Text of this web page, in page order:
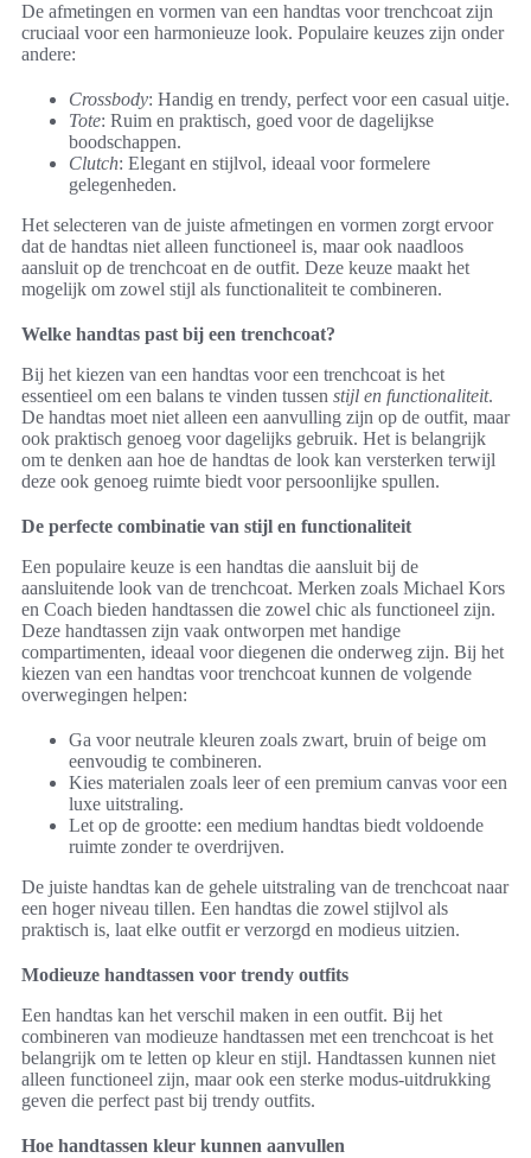
De afmetingen en vormen van een handtas voor trenchcoat zijn
cruciaal voor een harmonieuze look. Populaire keuzes zijn onder
andere:
Crossbody: Handig en trendy, perfect voor een casual uitje.
Tote: Ruim en praktisch, goed voor de dagelijkse
boodschappen.
Clutch: Elegant en stijlvol, ideaal voor formelere
gelegenheden.
Het selecteren van de juiste afmetingen en vormen zorgt ervoor
dat de handtas niet alleen functioneel is, maar ook naadloos
aansluit op de trenchcoat en de outfit. Deze keuze maakt het
mogelijk om zowel stijl als functionaliteit te combineren.
Welke handtas past bij een trenchcoat?
Bij het kiezen van een handtas voor een trenchcoat is het
essentieel om een balans te vinden tussen stijl en functionaliteit.
De handtas moet niet alleen een aanvulling zijn op de outfit, maar
ook praktisch genoeg voor dagelijks gebruik. Het is belangrijk
om te denken aan hoe de handtas de look kan versterken terwijl
deze ook genoeg ruimte biedt voor persoonlijke spullen.
De perfecte combinatie van stijl en functionaliteit
Een populaire keuze is een handtas die aansluit bij de
aansluitende look van de trenchcoat. Merken zoals Michael Kors
en Coach bieden handtassen die zowel chic als functioneel zijn.
Deze handtassen zijn vaak ontworpen met handige
compartimenten, ideaal voor diegenen die onderweg zijn. Bij het
kiezen van een handtas voor trenchcoat kunnen de volgende
overwegingen helpen:
Ga voor neutrale kleuren zoals zwart, bruin of beige om
eenvoudig te combineren.
Kies materialen zoals leer of een premium canvas voor een
luxe uitstraling.
Let op de grootte: een medium handtas biedt voldoende
ruimte zonder te overdrijven.
De juiste handtas kan de gehele uitstraling van de trenchcoat naar
een hoger niveau tillen. Een handtas die zowel stijlvol als
praktisch is, laat elke outfit er verzorgd en modieus uitzien.
Modieuze handtassen voor trendy outfits
Een handtas kan het verschil maken in een outfit. Bij het
combineren van modieuze handtassen met een trenchcoat is het
belangrijk om te letten op kleur en stijl. Handtassen kunnen niet
alleen functioneel zijn, maar ook een sterke modus-uitdrukking
geven die perfect past bij trendy outfits.
Hoe handtassen kleur kunnen aanvullen